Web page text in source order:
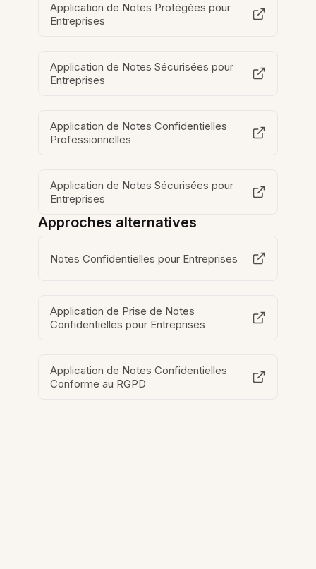
Application de Notes Protégées pour
Entreprises
Application de Notes Sécurisées pour
Entreprises
Application de Notes Confidentielles
Professionnelles
Application de Notes Sécurisées pour
Entreprises
Approches alternatives
Notes Confidentielles pour Entreprises
Application de Prise de Notes
Confidentielles pour Entreprises
Application de Notes Confidentielles
Conforme au RGPD